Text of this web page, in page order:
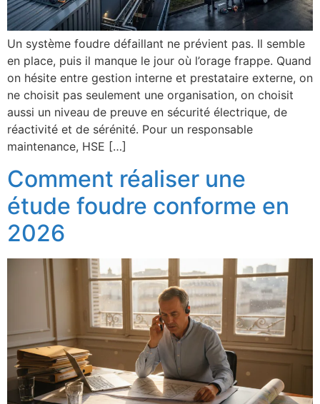
Un système foudre défaillant ne prévient pas. Il semble
en place, puis il manque le jour où l’orage frappe. Quand
on hésite entre gestion interne et prestataire externe, on
ne choisit pas seulement une organisation, on choisit
aussi un niveau de preuve en sécurité électrique, de
réactivité et de sérénité. Pour un responsable
maintenance, HSE […]
Comment réaliser une
étude foudre conforme en
2026